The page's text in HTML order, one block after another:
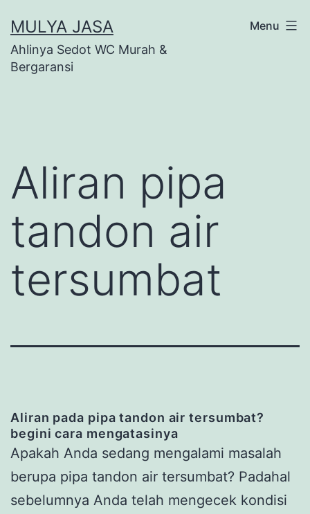
to
content
MULYA JASA
Ahlinya Sedot WC Murah &
Bergaransi
Menu
Aliran pipa
tandon air
tersumbat
Aliran pada pipa tandon air tersumbat?
begini cara mengatasinya
Apakah Anda sedang mengalami masalah
berupa pipa tandon air tersumbat? Padahal
sebelumnya Anda telah mengecek kondisi